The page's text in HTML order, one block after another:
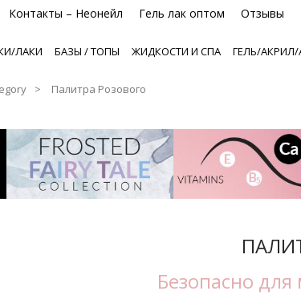
Контакты – Неонейл Гель лак оптом Отзывы
ЛАКИ БАЗЫ / ТОПЫ ЖИДКОСТИ И СПА ГЕЛЬ/АКРИЛ/
Палитра Розового
Безопасно